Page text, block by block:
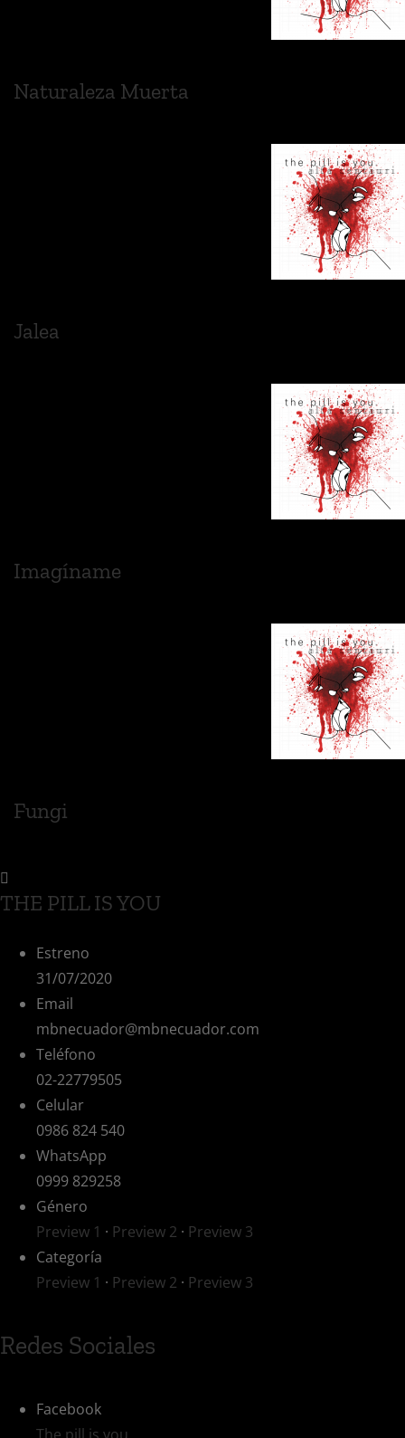
Naturaleza Muerta
Jalea
Imagíname
Fungi
THE PILL IS YOU
Estreno
31/07/2020
Email
mbnecuador@mbnecuador.com
Teléfono
02-22779505
Celular
0986 824 540
WhatsApp
0999 829258
Género
Preview 1 · Preview 2 · Preview 3
Categoría
Preview 1 · Preview 2 · Preview 3
Redes Sociales
Facebook